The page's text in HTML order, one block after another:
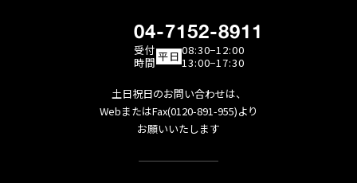
04-7152-8911
受付
時間平日 08:30−12:00
13:00−17:30
土日祝日のお問い合わせは、
WebまたはFax(0120-891-955)より
お願いいたします